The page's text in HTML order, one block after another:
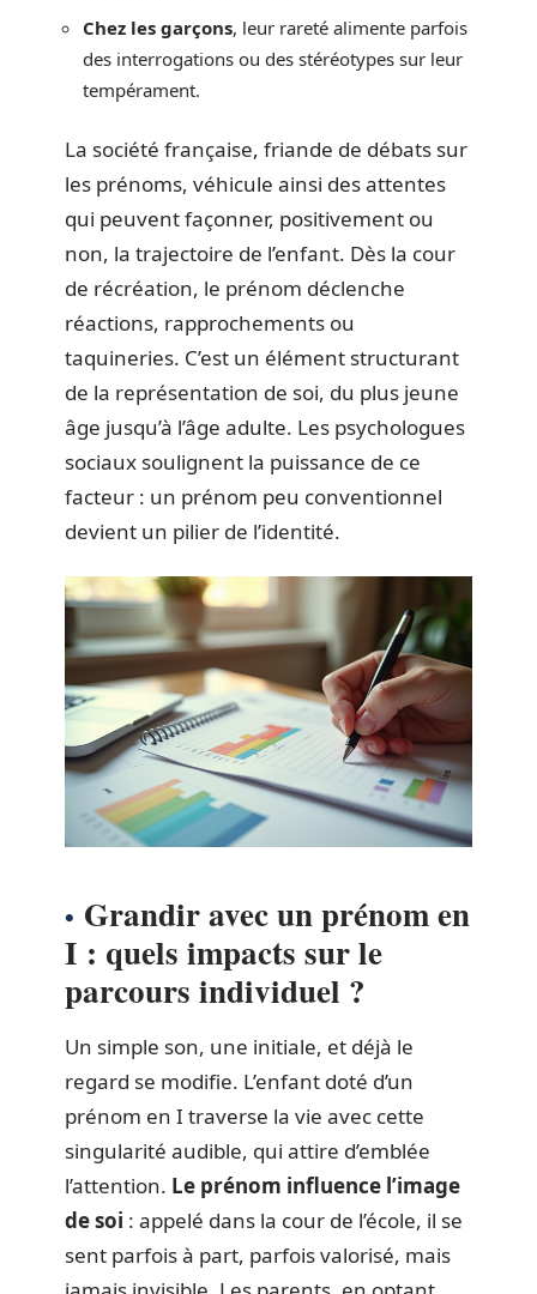
Chez les garçons, leur rareté alimente parfois
des interrogations ou des stéréotypes sur leur
tempérament.
La société française, friande de débats sur
les prénoms, véhicule ainsi des attentes
qui peuvent façonner, positivement ou
non, la trajectoire de l’enfant. Dès la cour
de récréation, le prénom déclenche
réactions, rapprochements ou
taquineries. C’est un élément structurant
de la représentation de soi, du plus jeune
âge jusqu’à l’âge adulte. Les psychologues
sociaux soulignent la puissance de ce
facteur : un prénom peu conventionnel
devient un pilier de l’identité.
Grandir avec un prénom en
I : quels impacts sur le
parcours individuel ?
Un simple son, une initiale, et déjà le
regard se modifie. L’enfant doté d’un
prénom en I traverse la vie avec cette
singularité audible, qui attire d’emblée
l’attention. Le prénom influence l’image
de soi : appelé dans la cour de l’école, il se
sent parfois à part, parfois valorisé, mais